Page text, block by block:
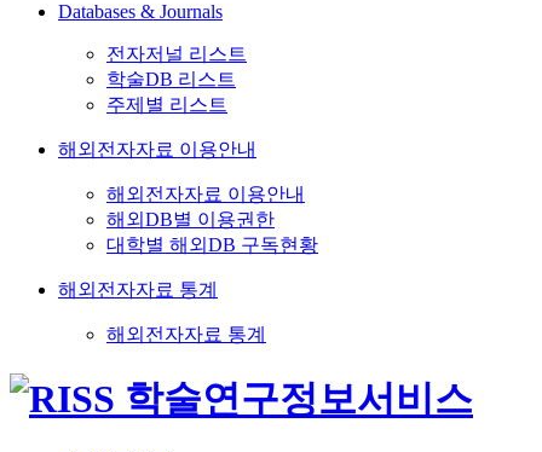
Databases & Journals
전자저널 리스트
학술DB 리스트
주제별 리스트
해외전자자료 이용안내
해외전자자료 이용안내
해외DB별 이용권한
대학별 해외DB 구독현황
해외전자자료 통계
해외전자자료 통계